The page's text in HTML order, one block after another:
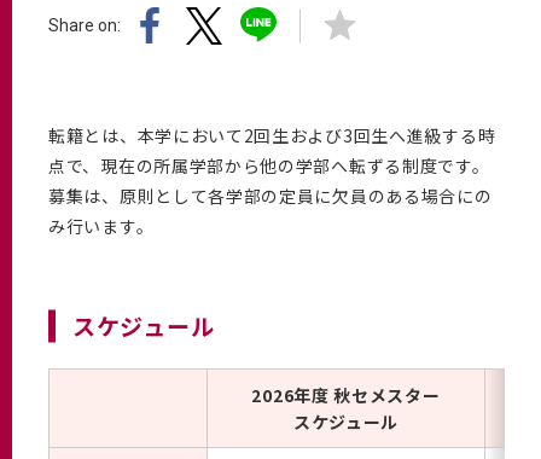
Share on:
転籍とは、本学において2回生および3回生へ進級する時
点で、現在の所属学部から他の学部へ転ずる制度です。
募集は、原則として各学部の定員に欠員のある場合にの
み行います。
スケジュール
2026年度 秋セメスター
スケジュール